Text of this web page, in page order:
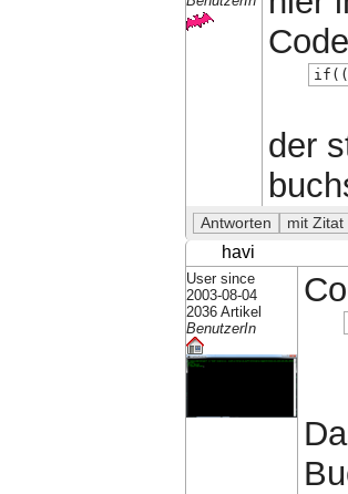
der
havi
User since
2003-08-04
2036 Artikel
BenutzerIn